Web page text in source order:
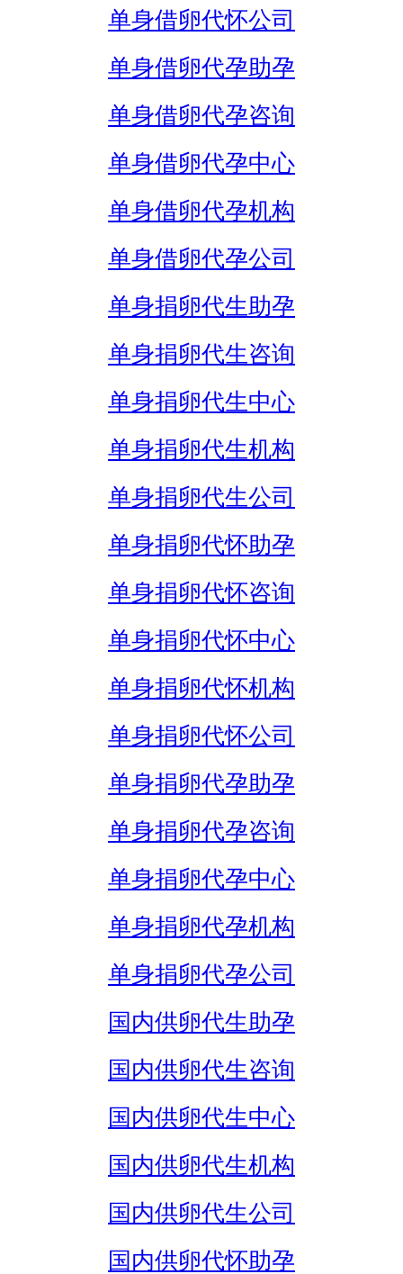
单身借卵代怀公司
单身借卵代孕助孕
单身借卵代孕咨询
单身借卵代孕中心
单身借卵代孕机构
单身借卵代孕公司
单身捐卵代生助孕
单身捐卵代生咨询
单身捐卵代生中心
单身捐卵代生机构
单身捐卵代生公司
单身捐卵代怀助孕
单身捐卵代怀咨询
单身捐卵代怀中心
单身捐卵代怀机构
单身捐卵代怀公司
单身捐卵代孕助孕
单身捐卵代孕咨询
单身捐卵代孕中心
单身捐卵代孕机构
单身捐卵代孕公司
国内供卵代生助孕
国内供卵代生咨询
国内供卵代生中心
国内供卵代生机构
国内供卵代生公司
国内供卵代怀助孕